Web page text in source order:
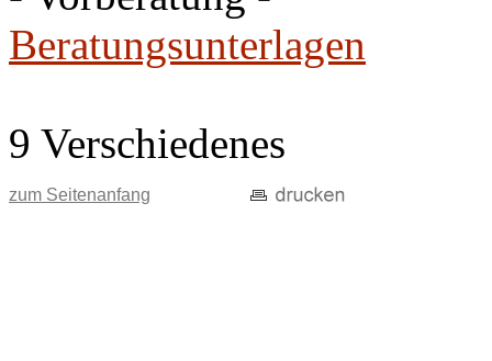
Beratungsunterlagen
9 Verschiedenes
zum Seitenanfang